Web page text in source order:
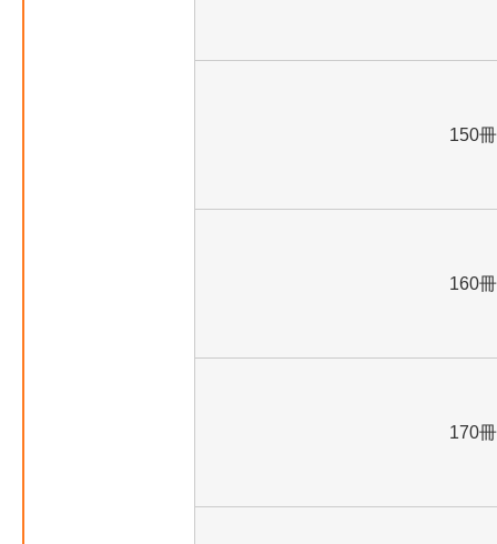
150冊
160冊
170冊